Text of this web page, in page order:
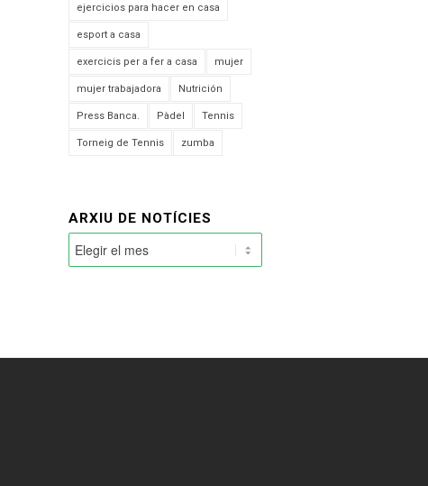
ejercicios para hacer en casa
esport a casa
exercicis per a fer a casa mujer
mujer trabajadora Nutrición
Press Banca. Pàdel Tennis
Torneig de Tennis zumba
ARXIU DE NOTÍCIES